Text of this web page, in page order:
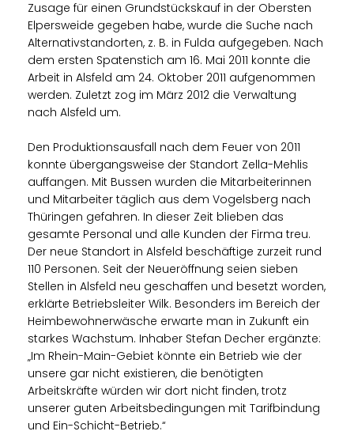
Zusage für einen Grundstückskauf in der Obersten
Elpersweide gegeben habe, wurde die Suche nach
Alternativstandorten, z. B. in Fulda aufgegeben. Nach
dem ersten Spatenstich am 16. Mai 2011 konnte die
Arbeit in Alsfeld am 24. Oktober 2011 aufgenommen
werden. Zuletzt zog im März 2012 die Verwaltung
nach Alsfeld um.
Den Produktionsausfall nach dem Feuer von 2011
konnte übergangsweise der Standort Zella-Mehlis
auffangen. Mit Bussen wurden die Mitarbeiterinnen
und Mitarbeiter täglich aus dem Vogelsberg nach
Thüringen gefahren. In dieser Zeit blieben das
gesamte Personal und alle Kunden der Firma treu.
Der neue Standort in Alsfeld beschäftige zurzeit rund
110 Personen. Seit der Neueröffnung seien sieben
Stellen in Alsfeld neu geschaffen und besetzt worden,
erklärte Betriebsleiter Wilk. Besonders im Bereich der
Heimbewohnerwäsche erwarte man in Zukunft ein
starkes Wachstum. Inhaber Stefan Decher ergänzte:
Im Rhein-Main-Gebiet könnte ein Betrieb wie der
unsere gar nicht existieren, die benötigten
Arbeitskräfte würden wir dort nicht finden, trotz
unserer guten Arbeitsbedingungen mit Tarifbindung
und Ein-Schicht-Betrieb.“